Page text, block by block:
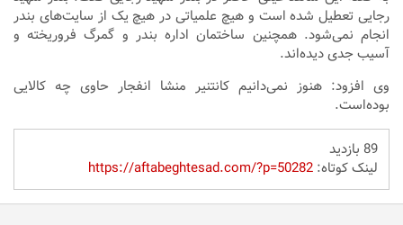
رجایی تعطیل شده است و هیچ علمیاتی در هیچ یک از سایت‌های بندر
انجام نمی‌شود. همچنین ساختمان اداره بندر و گمرگ فروریخته و
آسیب جدی دیده‌اند.
وی افزود: هنوز نمی‌دانیم کانتنیر منشا انفجار حاوی چه کالایی
بوده‌است.
89 بازدید
لینک کوتاه:https://aftabeghtesad.com/?p=50282